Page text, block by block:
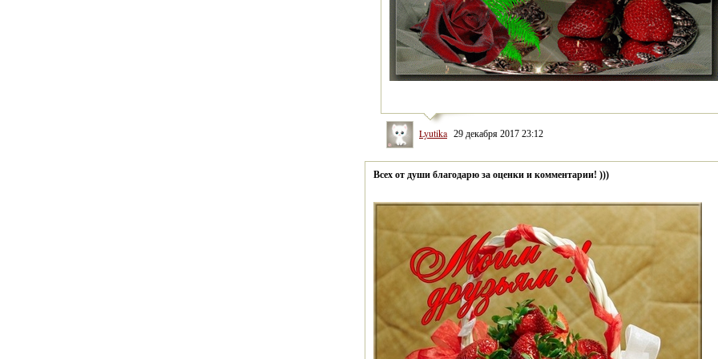
Lyutika 29 декабря 2017 23:12
Всех от души благодарю за оценки и комментарии! )))